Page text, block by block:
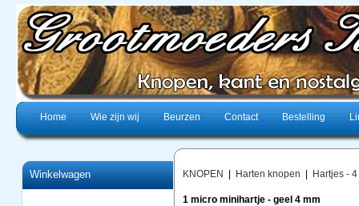
Home Wie zijn wij Beurzen Contact Bestelling
Winkelwagen KNOPEN Harten knopen Hartjes -
1 micro minihartje - geel 4 mm